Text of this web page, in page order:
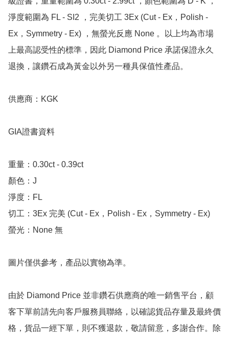
淨度範圍為 FL - SI2 ，完美切工 3Ex (Cut - Ex，Polish -
Ex，Symmetry - Ex) ，無螢光反應 None 。以上均為市場
上最高認受性的標準，因此 Diamond Price 承諾保證永久
退換，讓鑽石成為黃金以外另一種具保值性產品。
供應商：KGK
GIA證書資料
重量：0.30ct - 0.39ct
顏色：J
淨度：FL
切工：3Ex 完美 (Cut - Ex，Polish - Ex，Symmetry - Ex)
螢光：None 無
圖片僅供參考，產品以實物為準。
由於 Diamond Price 並非鑽石供應商的唯一銷售平台，顧
客下單前請先向客戶服務員聯絡，以確認貨品存量及最終價
格，貨品一經下單，則不獲退款，敬請留意，多謝合作。除